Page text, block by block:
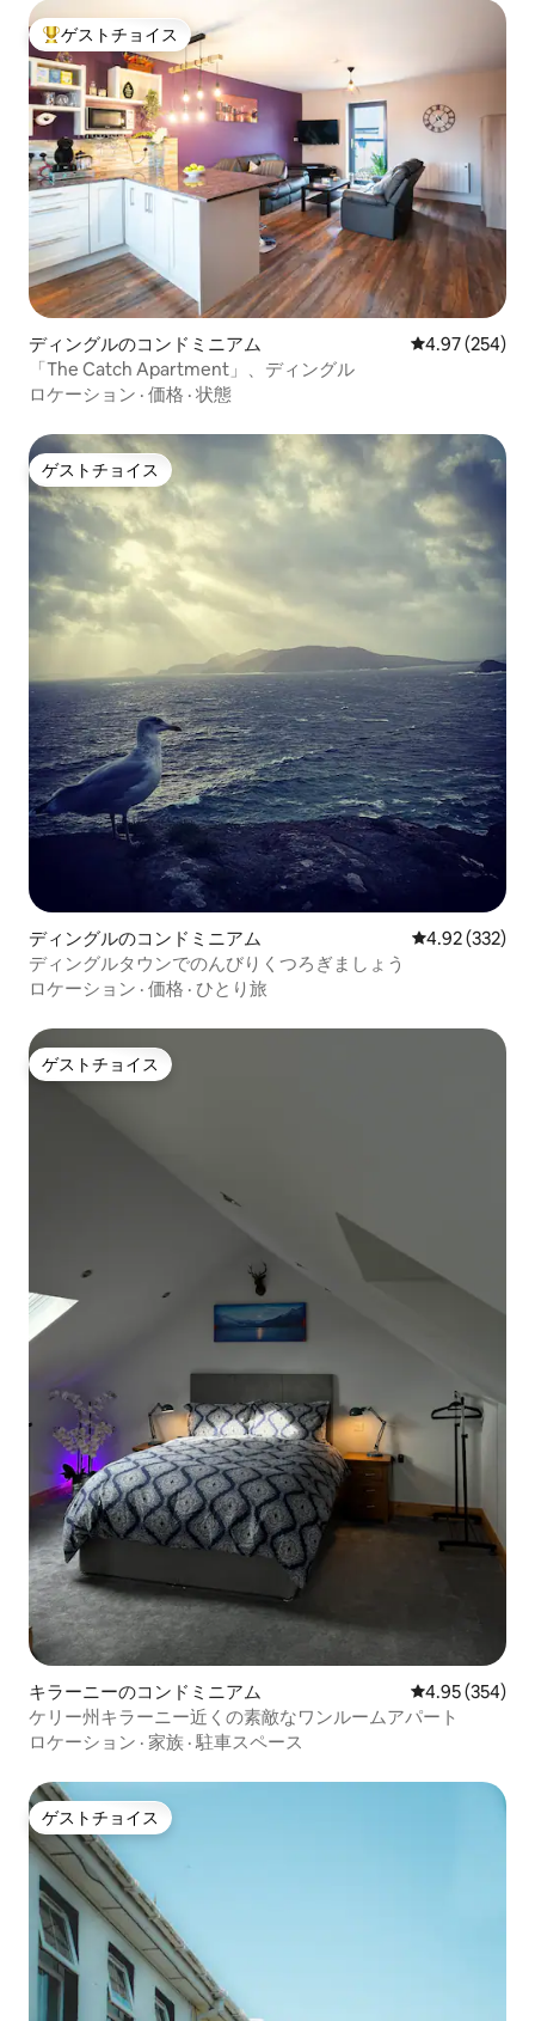
大好評のゲストチョイスです。
ゲストチョイス
ディングルのコンドミニアム レビュー254
4.97 (254)
「The Catch Apartment」、ディングル
ロケーション · 価格 · 状態
ゲストチョイス
ゲストチョイス
ディングルのコンドミニアム レビュー332
4.92 (332)
ディングルタウンでのんびりくつろぎましょう
ロケーション · 価格 · ひとり旅
ゲストチョイス
ゲストチョイス
キラーニーのコンドミニアム レビュー354
4.95 (354)
ケリー州キラーニー近くの素敵なワンルームアパート
ロケーション · 家族 ·駐車スペース
ゲストチョイス
ゲストチョイス